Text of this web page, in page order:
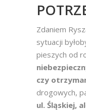
Zdaniem
sytuacji
pieszych od
czy
drogowych,
ul. Śląskiej,